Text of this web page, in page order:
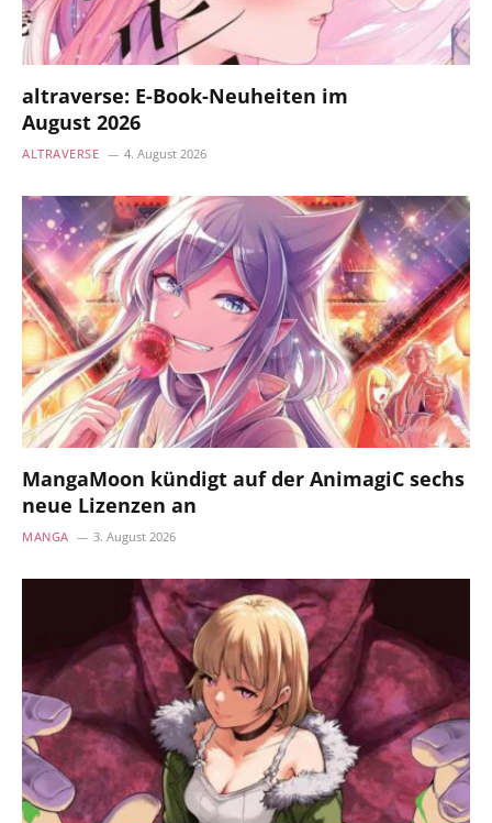
altraverse: E-Book-Neuheiten im
August 2026
ALTRAVERSE 4. August 2026
MangaMoon kündigt auf der AnimagiC sechs
neue Lizenzen an
MANGA 3. August 2026